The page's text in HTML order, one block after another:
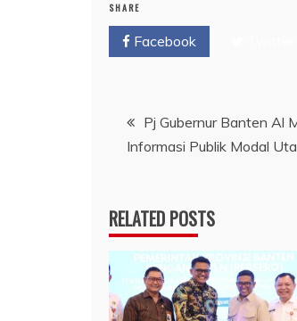
SHARE
Facebook
Navigasi
pos
Pj Gubernur Banten Al
Informasi Publik Modal
RELATED POSTS